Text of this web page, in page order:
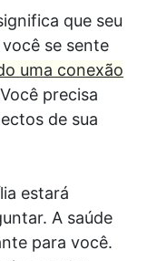
que seu
se sente
uma conexão
Você precisa
de sua
estará
A saúde
para você.